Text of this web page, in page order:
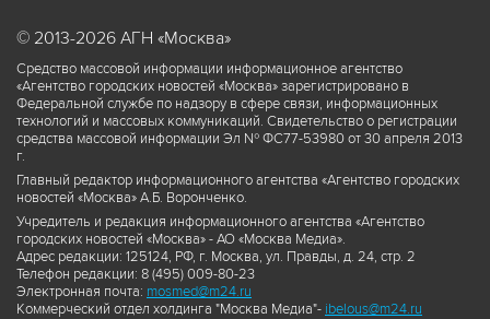
© 2013-2026 АГН «Москва»
Средство массовой информации информационное агентство
«Агентство городских новостей «Москва» зарегистрировано в
Федеральной службе по надзору в сфере связи, информационных
технологий и массовых коммуникаций. Свидетельство о регистрации
средства массовой информации Эл № ФС77-53980 от 30 апреля 2013
г.
Главный редактор информационного агентства «Агентство городских
новостей «Москва» А.Б. Воронченко.
Учредитель и редакция информационного агентства «Агентство
городских новостей «Москва» - АО «Москва Медиа».
Адрес редакции: 125124, РФ, г. Москва, ул. Правды, д. 24, стр. 2
Телефон редакции: 8 (495) 009-80-23
Электронная почта: mosmed@m24.ru
Коммерческий отдел холдинга "Москва Медиа"- ibelous@m24.ru